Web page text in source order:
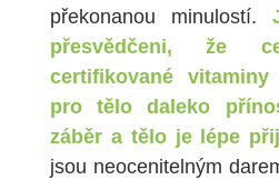
překonanou minulostí.
přesvědčeni, že
certifikované
pro tělo daleko
záběr a tělo je lépe
jsou neocenitelným